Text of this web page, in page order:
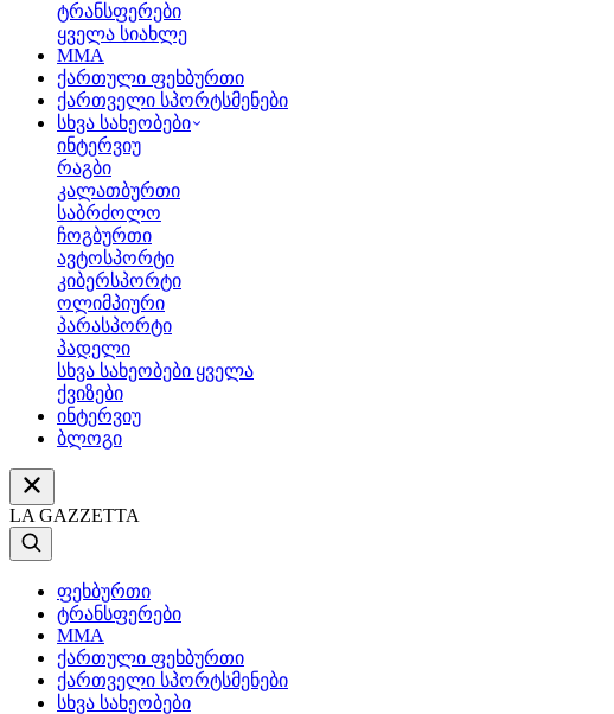
ტრანსფერები
ყველა სიახლე
MMA
ქართული ფეხბურთი
ქართველი სპორტსმენები
სხვა სახეობები
ინტერვიუ
რაგბი
კალათბურთი
საბრძოლო
ჩოგბურთი
ავტოსპორტი
კიბერსპორტი
ოლიმპიური
პარასპორტი
პადელი
სხვა სახეობები ყველა
ქვიზები
ინტერვიუ
ბლოგი
LA GAZZETTA
ფეხბურთი
ტრანსფერები
MMA
ქართული ფეხბურთი
ქართველი სპორტსმენები
სხვა სახეობები